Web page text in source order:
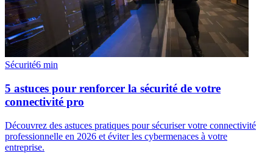
Sécurité6 min
5 astuces pour renforcer la sécurité de votre
connectivité pro
Découvrez des astuces pratiques pour sécuriser votre connectivité
professionnelle en 2026 et éviter les cybermenaces à votre
entreprise.